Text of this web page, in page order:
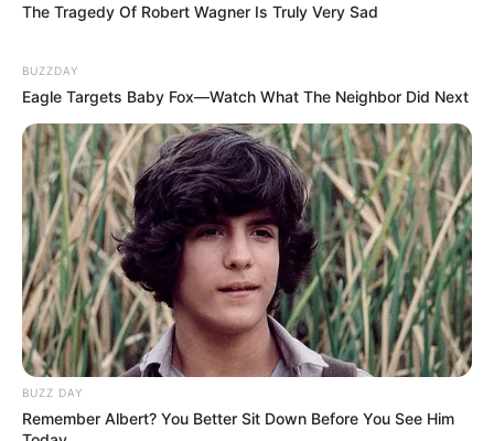
The Tragedy Of Robert Wagner Is Truly Very Sad
BUZZDAY
Eagle Targets Baby Fox—Watch What The Neighbor Did Next
BUZZ DAY
Remember Albert? You Better Sit Down Before You See Him